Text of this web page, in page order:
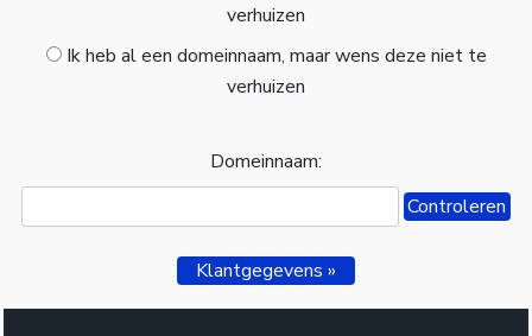
verhuizen
Ik heb al een domeinnaam, maar wens deze niet te
verhuizen
Domeinnaam:
Klantgegevens »